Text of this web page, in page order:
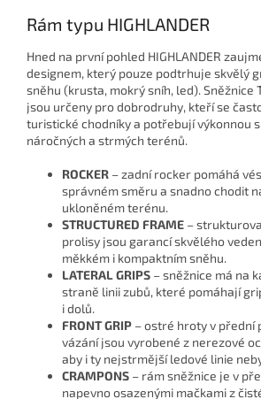
Rám typu HIGHLANDER
Hned na první pohled HIGHLANDER
designem, který pouze podtrhuje skvělý
sněhu (krusta, mokrý sníh, led). Sněžnice
jsou určeny pro dobrodruhy, kteří se
turistické chodníky a potřebují výkonnou
náročných a strmých terénů.
ROCKER – zadní rocker pomáhá
správném směru a snadno chodit
ukloněném terénu.
STRUCTURED FRAME –
prolisy jsou garancí skvělého
měkkém i kompaktním sněhu.
LATERAL GRIPS – sněžnice má na
straně linii zubů, které pomáhají
i dolů.
FRONT GRIP – ostré hroty v přední
vázání jsou vyrobené z nerezové
aby i ty nejstrmější ledové linie
CRAMPONS – rám sněžnice je v
napevno osazenými mačkami z